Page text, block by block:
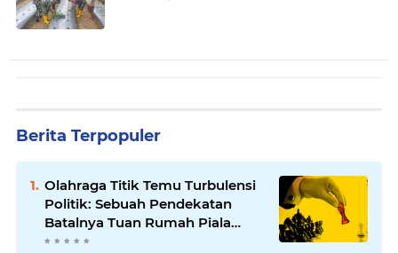
Berita Terpopuler
Olahraga Titik Temu Turbulensi
Politik: Sebuah Pendekatan
Batalnya Tuan Rumah Piala
Dunia U-20